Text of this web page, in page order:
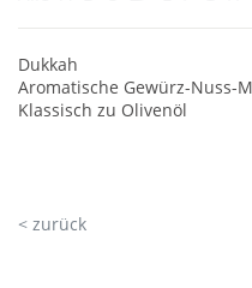
Dukkah
Aromatische Gewürz-Nuss-
Klassisch zu Olivenöl
< zurück